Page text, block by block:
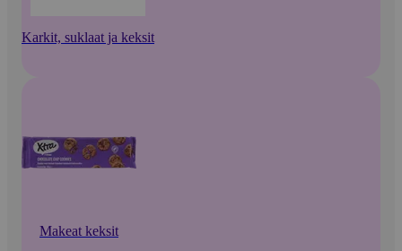
Karkit, suklaat ja keksit
Makeat keksit